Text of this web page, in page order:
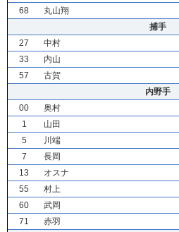
68
丸山翔
捕手
27
中村
33
内山
57
古賀
内野手
00
奥村
1
山田
5
川端
7
長岡
13
オスナ
55
村上
60
武岡
71
赤羽